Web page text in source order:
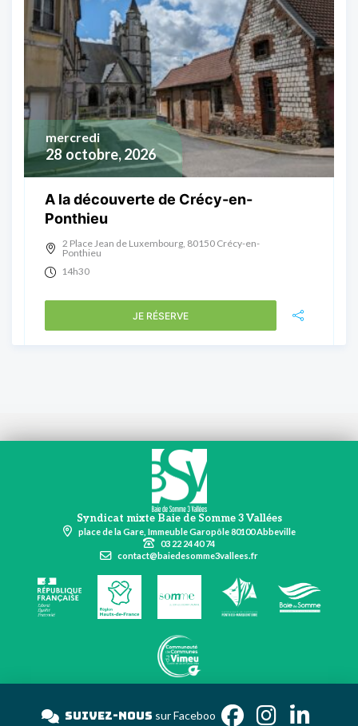
28 octobre, 2026
mercredi
A la découverte de Crécy-en-
Ponthieu
2 Place Jean de Luxembourg, 80150 Crécy-en-
Ponthieu
14h30
JE RÉSERVE
Syndicat mixte Baie de Somme 3 Vallées
place de la Gare, Immeuble Garopôle 80100 Abbeville
03 22 24 40 74
contact@baiedesomme3vallees.fr
Suivez-noussur Face